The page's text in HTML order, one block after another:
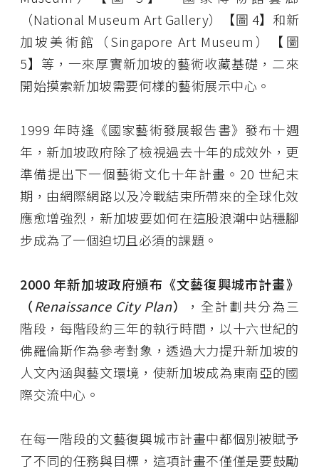
（National Museum Art Gallery）【圖 4】和新
加坡美術館（Singapore Art Museum）【圖
5】等，一來厚實新加坡的藝術收藏基礎，二來
開始摸索新加坡需要何樣的藝術展示中心。
1999 年時逢《國家藝術發展報告書》發布十週
年，新加坡政府除了檢視過去十年的成效外，更
準備提出下一個藝術文化十年計畫。20 世紀末
期，由網際網路以及冷戰結束所帶來的全球化效
應愈增強烈，新加坡要如何在這股浪潮中站穩腳
步成為了一個迫切且必須的課題。
2000 年新加坡政府頒布《文藝復興城市計畫》
（Renaissance City Plan）
，全計劃共分為三
階段，每階段約三年的執行時間，以十六世紀的
佛羅倫斯作為參考對象，透過大力提升新加坡的
人文內涵與藝文環境，使新加坡成為東南亞的國
際交流中心。
在每一階段的文藝復興城市計畫中都個別被賦予
了不同的任務與目標，這項計畫不僅僅是要鼓勵